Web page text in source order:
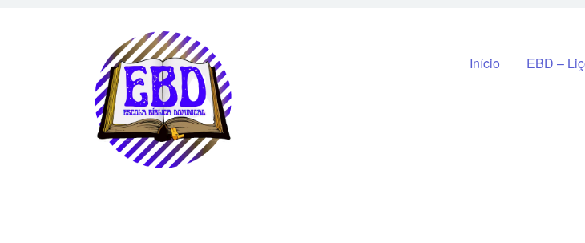
Pular para o conteúdo
Início EBD –